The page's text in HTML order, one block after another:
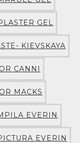
GEL
KIEVSKAYA
CANNI
MACKS
EVERIN
EVERIN